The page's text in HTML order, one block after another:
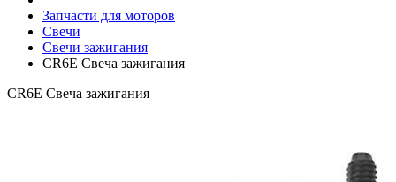
Запчасти для моторов
Свечи
Свечи зажигания
CR6E Свеча зажигания
CR6E Свеча зажигания